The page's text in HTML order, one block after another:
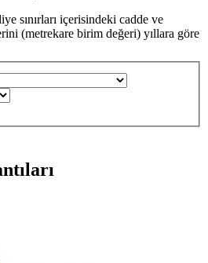
sınırları içerisindeki cadde ve
(metrekare birim değeri) yıllara göre